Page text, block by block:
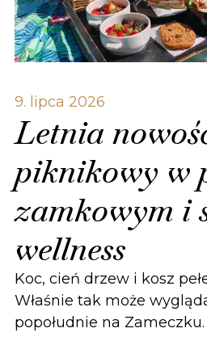
9. lipca 2026
Letnia
piknikowy w
zamkowym i
wellness
Koc, cień drzew i kosz
Właśnie tak może
popołudnie na